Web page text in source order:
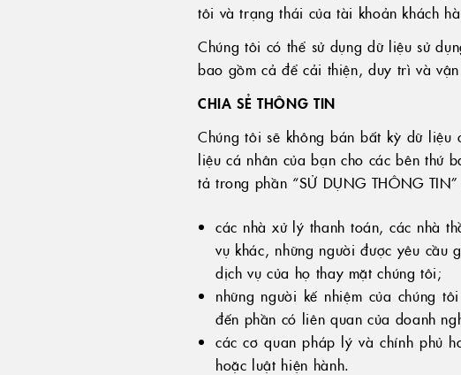
tôi và trạng thái của tài khoản khách
Chúng tôi có thể sử dụng dữ liệu sử
bao gồm cả để cải thiện, duy trì và
CHIA SẺ THÔNG TIN
Chúng tôi sẽ không bán bất kỳ dữ
liệu cá nhân của bạn cho các bên thứ
tả trong phần “SỬ DỤNG THÔNG
các nhà xử lý thanh toán, các nhà
vụ khác, những người được yêu
dịch vụ của họ thay mặt chúng tôi;
những người kế nhiệm của chúng
đến phần có liên quan của doanh
các cơ quan pháp lý và chính phủ
hoặc luật hiện hành.